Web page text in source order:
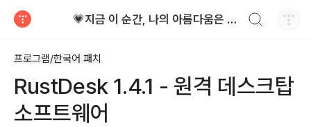
💗지금 이 순간, 나의 아름다움은 가장 빛난다!
프로그램/한국어 패치
RustDesk 1.4.1 - 원격 데스크탑
소프트웨어